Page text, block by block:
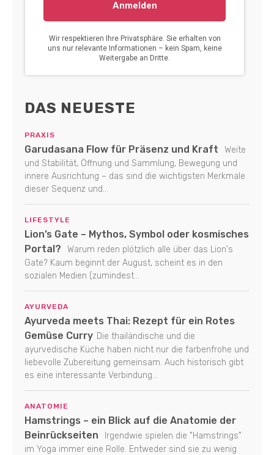
DAS NEUESTE
PRAXIS
Garudasana Flow für Präsenz und Kraft
Weite
und Stabilität, Öffnung und Sammlung, Bewegung und
innere Ausrichtung – das sind die wichtigsten Merkmale
dieser Sequenz und...
LIFESTYLE
Lion’s Gate – Mythos, Symbol oder kosmisches
Portal?
Warum reden plötzlich alle über das Lion's
Gate? Kaum beginnt der August, scheint es in den
sozialen Medien (zumindest...
AYURVEDA
Ayurveda meets Thai: Rezept für ein Rotes
Gemüse Curry Die thailändische und die
ayurvedische Küche haben nicht nur die farbenfrohe und
liebevolle Zubereitung gemeinsam. Auch historisch gibt
es eine interessante Verbindung...
ANATOMIE
Hamstrings – ein Blick auf die Anatomie der
Beinrückseiten
Irgendwie spielen die "Hamstrings"
im Yoga immer eine Rolle. Entweder sind sie zu wenig